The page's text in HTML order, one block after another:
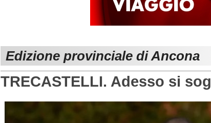
Edizione provinciale di Ancona
TRECASTELLI. Adesso si